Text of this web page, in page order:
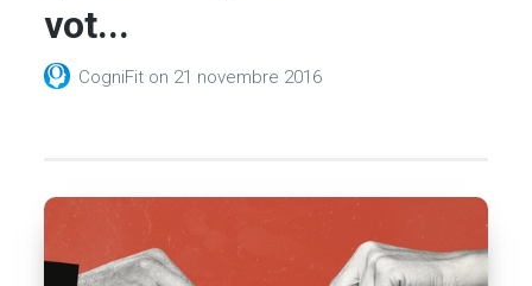
vot...
CogniFit on 21 novembre 2016